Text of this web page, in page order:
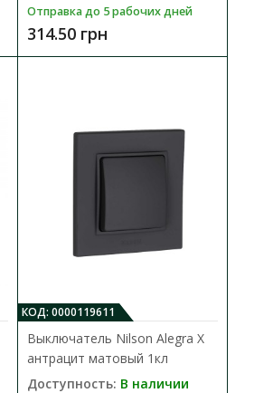
В КОРЗИНУ
В сравнения
Отправка до 5 рабочих дней
314.50 грн
КОД: 0000119611
Выключатель Nilson Alegra X
антрацит матовый 1кл
Доступность: В наличии